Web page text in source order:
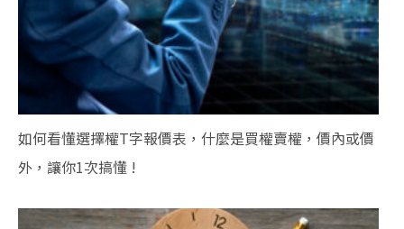
如何看懂選擇權T字報價表，什麼是買權賣權，價內或價
外，讓你1次搞懂 !